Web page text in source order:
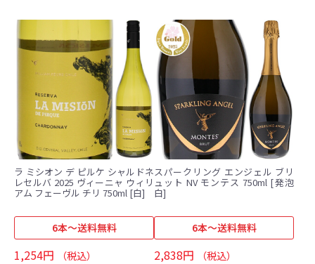
ラ ミシオン デ ピルケ シャルドネ
レセルバ 2025 ヴィーニャ ウィリ
アム フェーヴル チリ 750ml [白]
6本～送料無料
1,254円 （税込）
スパークリング エンジェル ブリ
ュット NV モンテス 750ml [発泡
白]
6本～送料無料
2,838円 （税込）